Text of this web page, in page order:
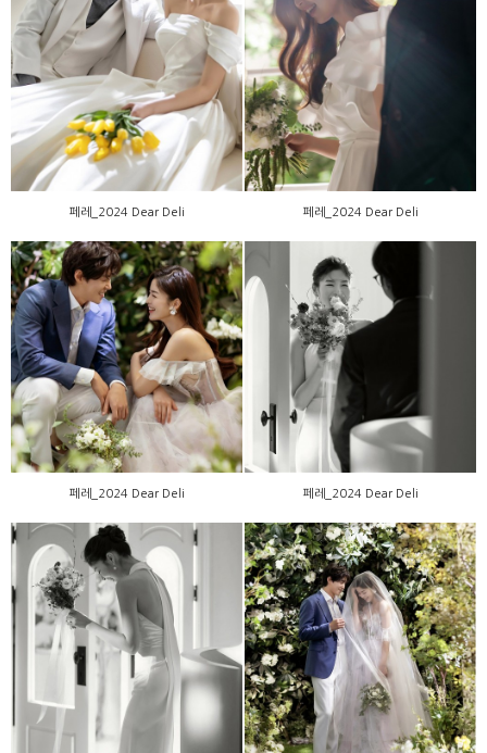
페레_2024 Dear Deli
페레_2024 Dear Deli
페레_2024 Dear Deli
페레_2024 Dear Deli
페레_2024 Dear Deli
페레_2024 Dear Deli
페레_2024 Dear Deli
페레_2024 Dear Deli
페레_2024 Dear Deli 페레_2024 Dear Deli